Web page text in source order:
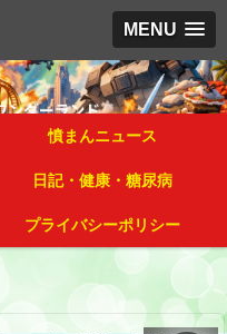
MENU
憤まんニュース
日記・健康・糖尿病
プライバシーポリシー